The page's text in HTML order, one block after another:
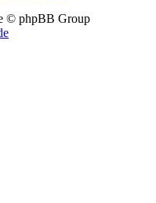
© phpBB Group